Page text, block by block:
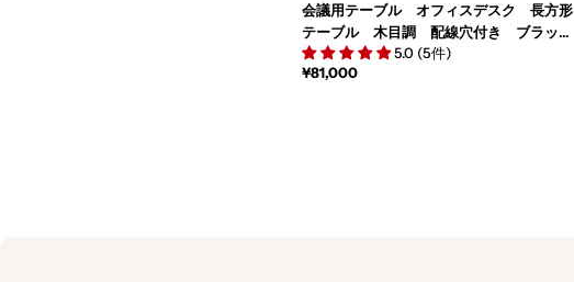
会議用テーブル オフィスデスク 長方形
テーブル 木目調 配線穴付き ブラッ
ク カスタマイズ可能 HYZ-M-021
5.0 (5件)
通
¥81,000